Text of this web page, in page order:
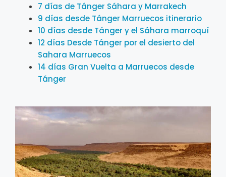
7 días de Tánger Sáhara y Marrakech
9 días desde Tánger Marruecos itinerario
10 días desde Tánger y el Sáhara marroquí
12 días Desde Tánger por el desierto del
Sahara Marruecos
14 días Gran Vuelta a Marruecos desde
Tánger